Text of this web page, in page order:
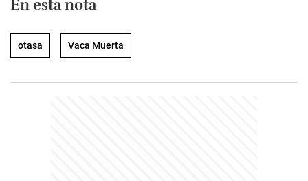
En esta nota
otasa Vaca Muerta